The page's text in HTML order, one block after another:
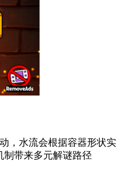
，水流会根据容器形状实
制带来多元解谜路径